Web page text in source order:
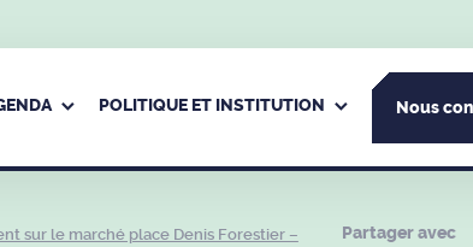
POLITIQUE ET INSTITUTION Nous
sur le marché place Denis Forestier –
Partager avec